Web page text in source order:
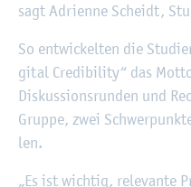
sagt Adri­en­ne Scheidt,
So ent­wi­ckel­ten die
gi­tal Credi­bi­li­ty“ das
Dis­kus­si­ons­run­den und
Grup­pe, zwei
len.
„Es ist wich­tig, re­le­van­te